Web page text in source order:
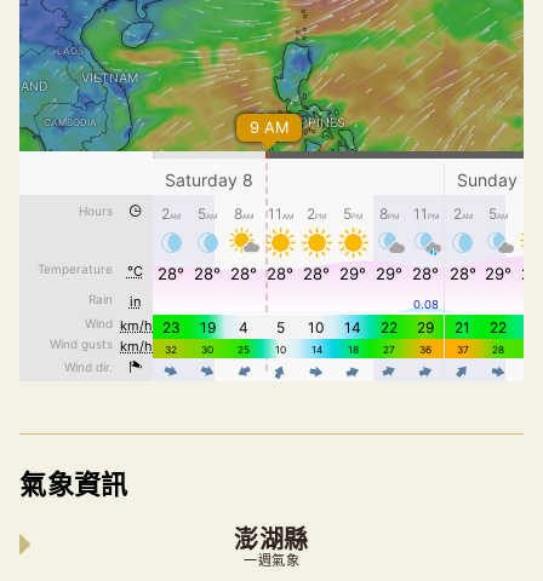
氣象資訊
澎湖縣
一週氣象